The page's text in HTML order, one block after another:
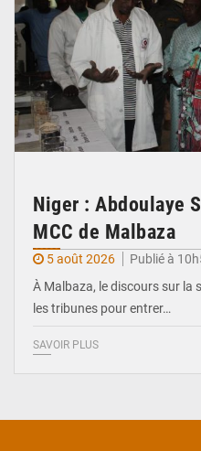
Niger : Abdoulaye
MCC de Malbaza
5 août 2026
Publié à
À Malbaza, le discours sur la
les tribunes pour entrer…
SAVOIR PLUS